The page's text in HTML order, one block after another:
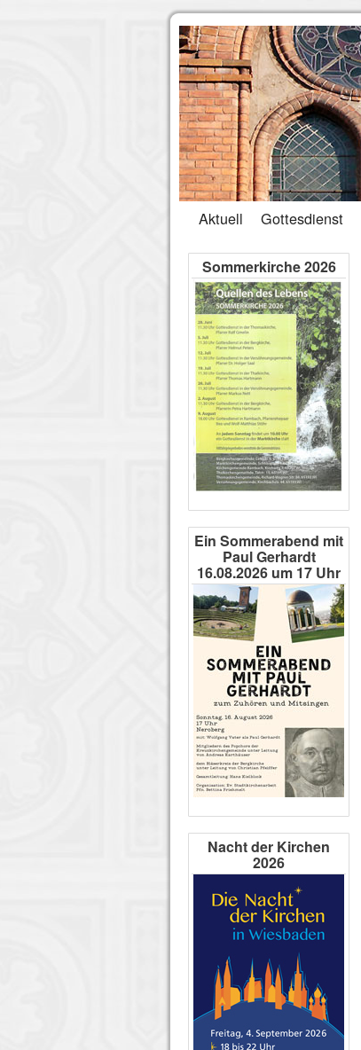
Aktuell Gottesdienst
Sommerkirche 2026
Ein Sommerabend mit
Paul Gerhardt
16.08.2026 um 17 Uhr
Nacht der Kirchen
2026